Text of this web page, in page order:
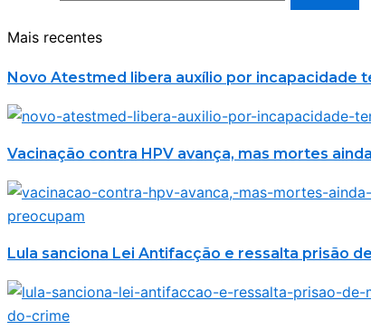
Mais recentes
Novo Atestmed libera auxílio por incapacidade
Vacinação contra HPV avança, mas mortes
Lula sanciona Lei Antifacção e ressalta prisão